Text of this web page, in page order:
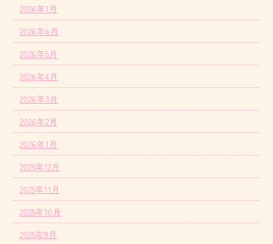
2026年7月
2026年6月
2026年5月
2026年4月
2026年3月
2026年2月
2026年1月
2025年12月
2025年11月
2025年10月
2025年9月